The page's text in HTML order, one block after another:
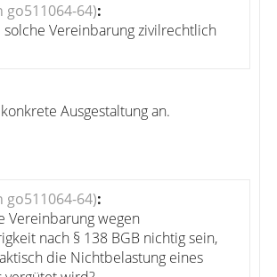
go511064-64):
solche Vereinbarung zivilrechtlich
Ausgestaltung an.
go511064-64):
Vereinbarung wegen
nach § 138 BGB nichtig sein,
die Nichtbelastung eines